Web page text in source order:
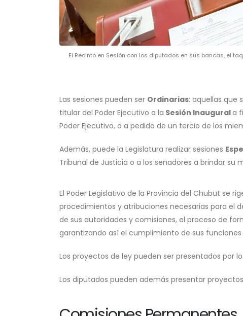
El Recinto en Sesión con los diputados en sus bancas, el
Las sesiones pueden ser Ordinarias: aquellas que
titular del Poder Ejecutivo a la Sesión Inaugurala
Poder Ejecutivo, o a pedido de un tercio de los
Además, puede la Legislatura realizar sesiones
Tribunal de Justicia o a los senadores a brindar su
El Poder Legislativo de la Provincia del Chubut se
procedimientos y atribuciones necesarias para el
de sus autoridades y comisiones, el proceso de
garantizando así el cumplimiento de sus
Los proyectos de ley pueden ser presentados por
Los diputados pueden además presentar